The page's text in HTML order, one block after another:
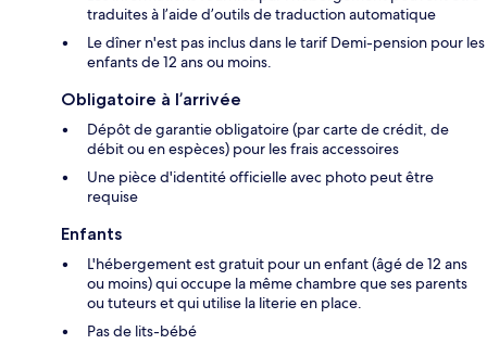
traduites à l’aide d’outils de traduction automatique
Le dîner n'est pas inclus dans le tarif Demi-pension pour les
enfants de 12 ans ou moins.
Obligatoire à l’arrivée
Dépôt de garantie obligatoire (par carte de crédit, de
débit ou en espèces) pour les frais accessoires
Une pièce d'identité officielle avec photo peut être
requise
Enfants
L'hébergement est gratuit pour un enfant (âgé de 12 ans
ou moins) qui occupe la même chambre que ses parents
ou tuteurs et qui utilise la literie en place.
Pas de lits-bébé